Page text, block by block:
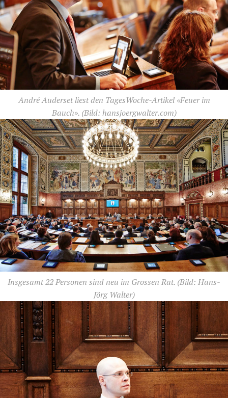
André Auderset liest den TagesWoche-Artikel «Feuer im
Bauch».(Bild: hansjoergwalter.com)
Insgesamt 22 Personen sind neu im Grossen Rat. (Bild: Hans-
Jörg Walter)